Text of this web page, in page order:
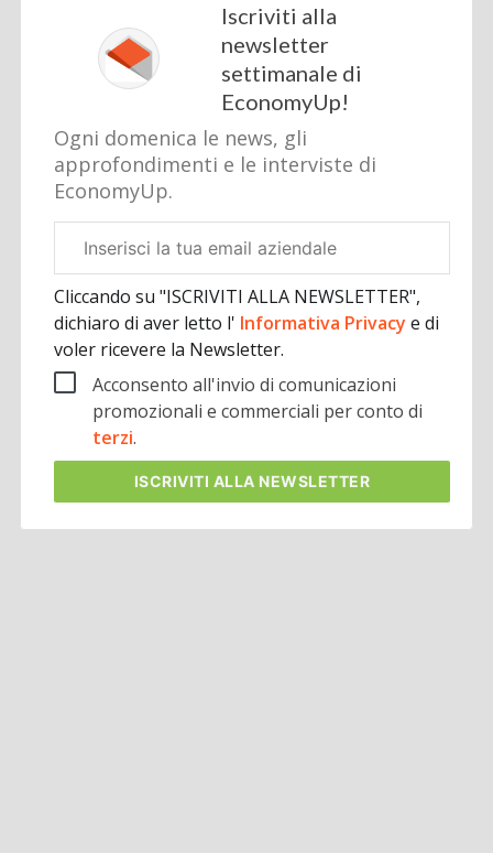
Iscriviti alla
newsletter
settimanale di
EconomyUp!
Ogni domenica le news, gli
approfondimenti e le interviste di
EconomyUp.
aziendale
Cliccando su "ISCRIVITI ALLA NEWSLETTER",
dichiaro di aver letto l' Informativa Privacye di
voler ricevere la Newsletter.
Acconsento all'invio di comunicazioni
promozionali e commerciali per conto di
terzi.
ISCRIVITI ALLA NEWSLETTER